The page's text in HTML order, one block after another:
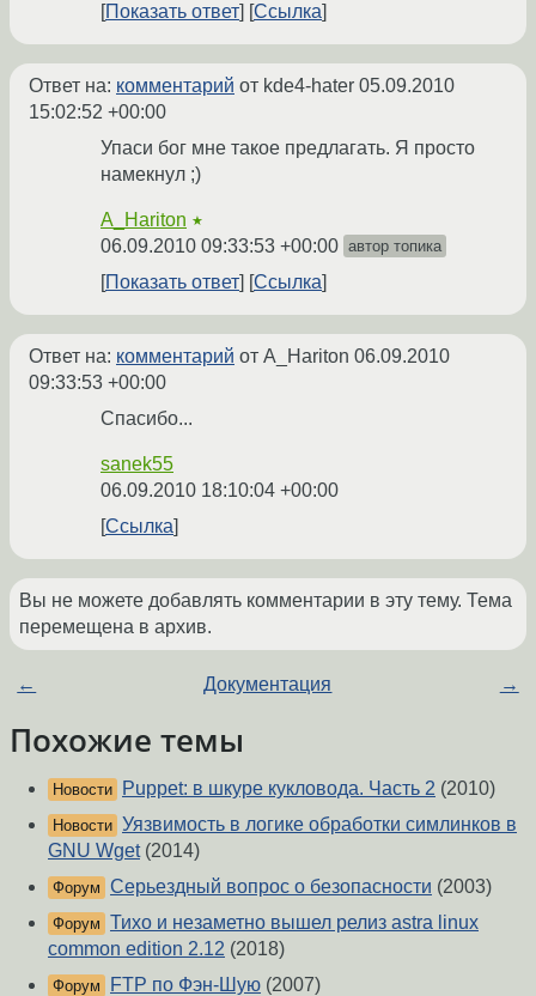
Показать ответ
Ссылка
Ответ на: комментарий от kde4-hater 05.09.2010
15:02:52 +00:00
Упаси бог мне такое предлагать. Я просто
намекнул ;)
A_Hariton ★
06.09.2010 09:33:53 +00:00 автор топика
Показать ответ Ссылка
Ответ на: комментарий от A_Hariton 06.09.2010
09:33:53 +00:00
Спасибо...
sanek55
06.09.2010 18:10:04 +00:00
Ссылка
Вы не можете добавлять комментарии в эту тему. Тема
перемещена в архив.
← Документация →
Похожие темы
Новости Puppet: в шкуре кукловода. Часть 2 (2010)
Новости Уязвимость в логике обработки симлинков в
GNU Wget(2014)
Форум Серьездный вопрос о безопасности (2003)
Форум Тихо и незаметно вышел релиз astra linux
common edition 2.12 (2018)
Форум FTP по Фэн-Шую (2007)